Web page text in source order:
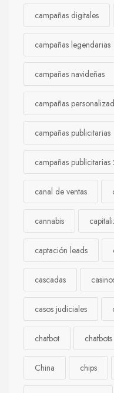
campañas digitales
campañas legendarias
campañas navideñas
campañas
campañas publicitarias
campañas
canal de ventas
cannabis
captación leads
cascadas
casos judiciales
chatbot chatbots
China chips